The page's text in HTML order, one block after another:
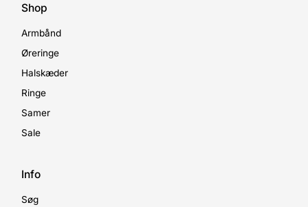
Shop
Armbånd
Øreringe
Halskæder
Ringe
Samer
Sale
Info
Søg